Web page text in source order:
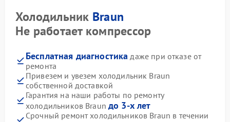
Холодильник Braun
Не работает компрессор
Бесплатная диагностика даже при отказе от
ремонта
Привезем и увезем холодильник Braun
собственной доставкой
Гарантия на наши работы по ремонту
холодильников Braunдо 3-х лет
Срочный ремонт холодильников Braun в течении